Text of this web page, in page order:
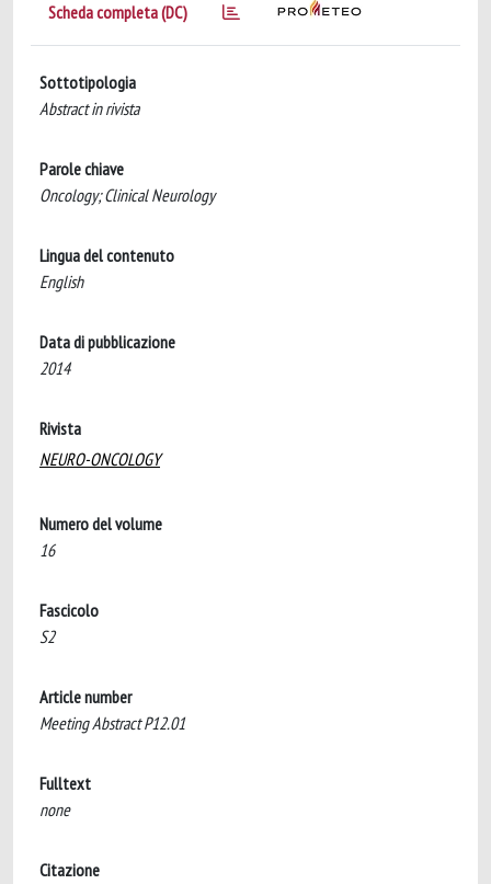
Scheda completa (DC)
Sottotipologia
Abstract in rivista
Parole chiave
Oncology; Clinical Neurology
Lingua del contenuto
English
Data di pubblicazione
2014
Rivista
NEURO-ONCOLOGY
Numero del volume
16
Fascicolo
S2
Article number
Meeting Abstract P12.01
Fulltext
none
Citazione